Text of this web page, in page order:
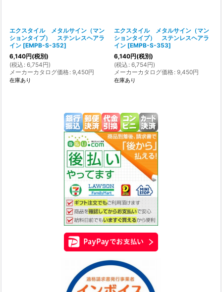
エクスタイル メタルサイン（マン
ションタイプ） ステンレスヘアラ
イン [EMPB-S-352]
6,140円(税別)
(税込 : 6,754円)
メーカーカタログ価格: 9,450円
在庫あり
エクスタイル メタルサイン（マン
ションタイプ） ステンレスヘアラ
イン [EMPB-S-353]
6,140円(税別)
(税込 : 6,754円)
メーカーカタログ価格: 9,450円
在庫あり